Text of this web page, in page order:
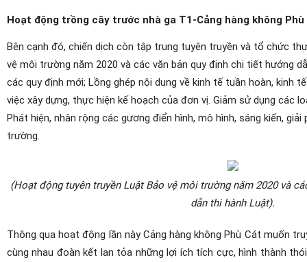
Hoạt động trồng cây trước nhà ga T1-Cảng hàng không Phù
Bên cạnh đó, chiến dịch còn tập trung tuyên truyền và tổ chức
vệ môi trường năm 2020 và các văn bản quy định chi tiết hướng
các quy định mới; Lồng ghép nội dung về kinh tế tuần hoàn, kinh
việc xây dựng, thực hiện kế hoạch của đơn vị. Giảm sử dụng các
Phát hiện, nhân rộng các gương điển hình, mô hình, sáng kiến,
trường.
(Hoạt động tuyên truyền Luật Bảo vệ môi trường năm 2020 và
dẫn thi hành Luật).
Thông qua hoạt động lần này Cảng hàng không Phù Cát muốn
cùng nhau đoàn kết lan tỏa những lợi ích tích cực, hình thành